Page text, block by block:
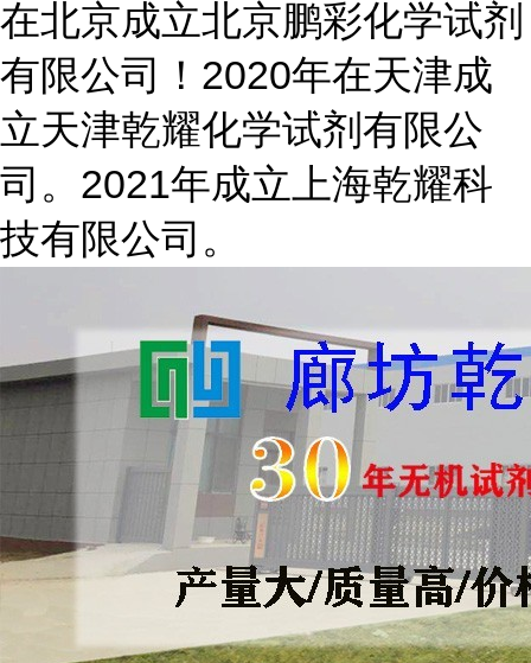
在北京成立北京鹏彩化学试剂
有限公司！2020年在天津成
立天津乾耀化学试剂有限公
司。2021年成立上海乾耀科
技有限公司。